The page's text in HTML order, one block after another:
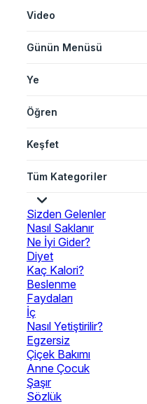
Video
Günün Menüsü
Ye
Öğren
Keşfet
Tüm Kategoriler
Sizden Gelenler
Nasıl Saklanır
Ne İyi Gider?
Diyet
Kaç Kalori?
Beslenme
Faydaları
İç
Nasıl Yetiştirilir?
Egzersiz
Çiçek Bakımı
Anne Çocuk
Şaşır
Sözlük